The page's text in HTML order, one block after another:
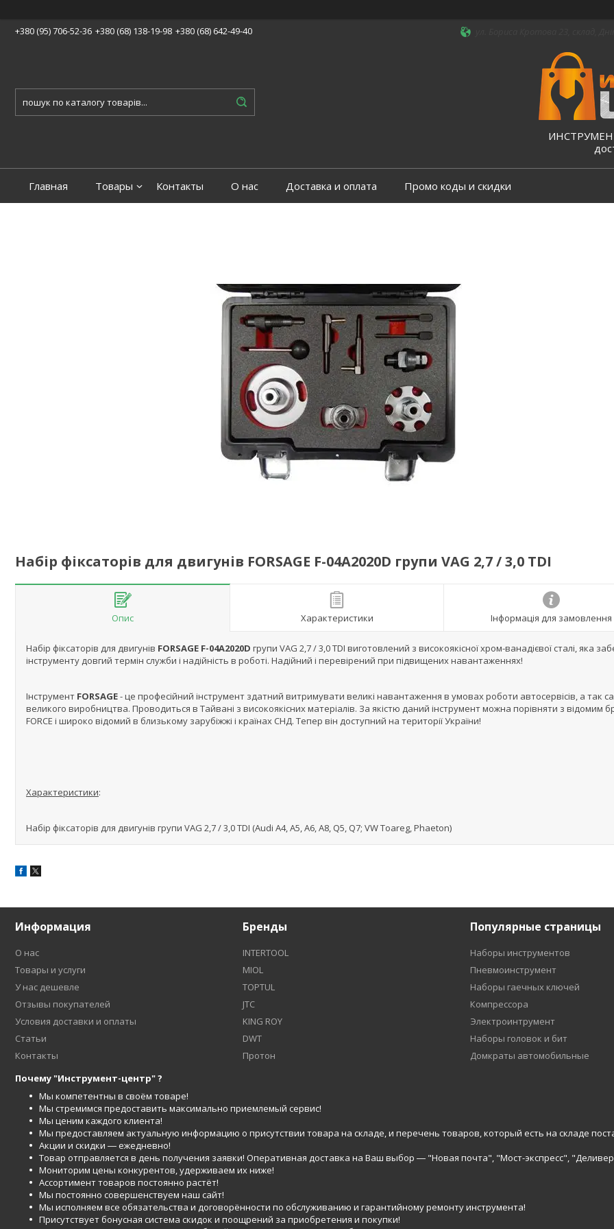
+380 (95) 706-52-36 +380 (68) 138-19-98 +380 (68) 642-49-40
Главная Товары Контакты О нас Доставка и оплата Промо коды и скидки
Набір фіксаторів для двигунів FORSAGE F-04A2020D групи VAG 2,7 / 3,0 TDI
Опис Характеристики Інформація для замовлення
Набір фіксаторів для двигунів FORSAGE F-04A2020D групи VAG 2,7 / 3,0 TDI виготовлений з високоякісної хром-ванадієвої сталі, яка
інструменту довгий термін служби і надійність в роботі. Надійний і перевірений при підвищених навантаженнях!
Інструмент FORSAGE- це професійний інструмент здатний витримувати великі навантаження в умовах роботи автосервісів, а так
великого виробництва. Проводиться в Тайвані з високоякісних матеріалів. За якістю даний інструмент можна порівняти з відомим
FORCE і широко відомий в близькому зарубіжжі і країнах СНД. Тепер він доступний на території України!
Характеристики:
Набір фіксаторів для двигунів групи VAG 2,7 / 3,0 TDI (Audi A4, A5, A6, A8, Q5, Q7; VW Toareg, Phaeton)
Информация
О нас
Товары и услуги
У нас дешевле
Отзывы покупателей
Условия доставки и оплаты
Статьи
Контакты
Бренды
INTERTOOL
MIOL
TOPTUL
JTC
KING ROY
DWT
Протон
Популярные страницы
Наборы инструментов
Пневмоинструмент
Наборы гаечных ключей
Компрессора
Электроинтрумент
Наборы головок и бит
Домкраты автомобильные
Почему "Инструмент-центр" ?
Мы компетентны в своём товаре!
Мы стремимся предоставить максимально приемлемый сервис!
Мы ценим каждого клиента!
Мы предоставляем актуальную информацию о присутствии товара на складе, и перечень товаров, который есть на складе
Акции и скидки ― ежедневно!
Товар отправляется в день получения заявки! Оперативная доставка на Ваш выбор ― "Новая почта", "Мост-экспресс",
Мониторим цены конкурентов, удерживаем их ниже!
Ассортимент товаров постоянно растёт!
Мы постоянно совершенствуем наш сайт!
Мы исполняем все обязательства и договорённости по обслуживанию и гарантийному ремонту инструмента!
Присутствует бонусная система скидок и поощрений за приобретения и покупки!